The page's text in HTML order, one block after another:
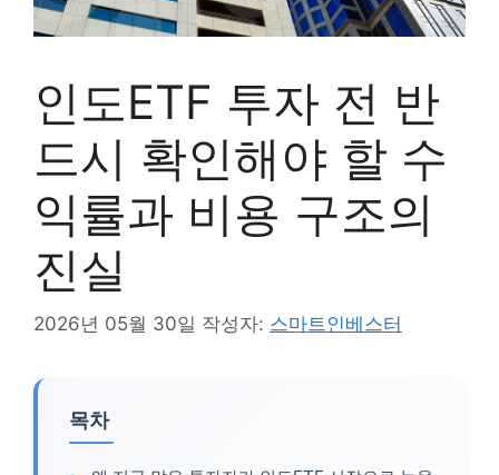
인도ETF 투자 전 반
드시 확인해야 할 수
익률과 비용 구조의
진실
2026년 05월 30일 작성자: 스마트인베스터
목차